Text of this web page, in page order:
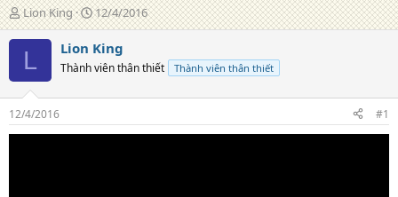
T
á
c
ả
Lion King
N
g
à
đ
g
12/4/2016
L Lion King
Thành viên thân thiết Thành viên thân thiết
12/4/2016 #1